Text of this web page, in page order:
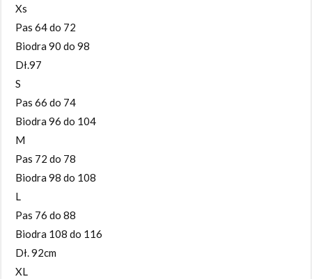
Xs
Pas 64 do 72
Biodra 90 do 98
Dł.97
S
Pas 66 do 74
Biodra 96 do 104
M
Pas 72 do 78
Biodra 98 do 108
L
Pas 76 do 88
Biodra 108 do 116
Dł. 92cm
XL